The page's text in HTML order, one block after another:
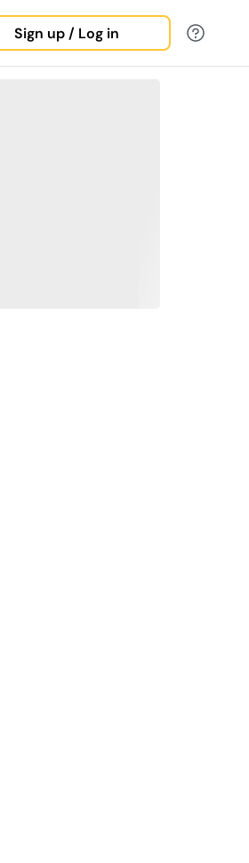
Sign up / Log in